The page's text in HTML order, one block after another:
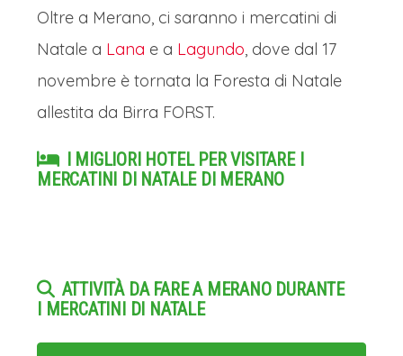
Oltre a Merano, ci saranno i mercatini di
Natale a Lana e a Lagundo, dove dal 17
novembre è tornata la Foresta di Natale
allestita da Birra FORST.
I MIGLIORI HOTEL PER VISITARE I
MERCATINI DI NATALE DI MERANO
ATTIVITÀ DA FARE A MERANO DURANTE
I MERCATINI DI NATALE